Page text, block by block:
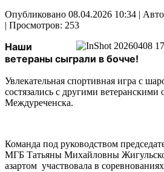
Опубликовано 08.04.2026 10:34 |
| Просмотров: 253
Наши
ветераны сыграли в бочче!
Увлекательная спортивная игра с
состязались с другими ветеранскими
Междуреченска.
Команда под руководством
МГБ Татьяны Михайловны
азартом участвовала в